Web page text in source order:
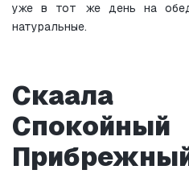
уже в тот же день на
натуральные.
Скаала
Спокойный